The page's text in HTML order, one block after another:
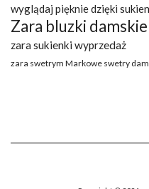
wyglądaj pięknie dzięki
Zara bluzki
zara sukienki wyprzedaż
zara swetrym Markowe swetry